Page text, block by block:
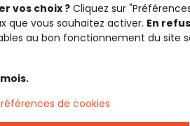
vos choix ? Cliquez sur
que vous souhaitez activer. En
au bon fonctionnement du site
de cookies